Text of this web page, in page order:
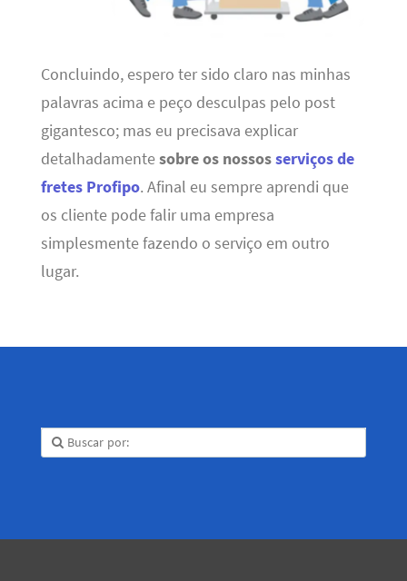
Concluindo, espero ter sido claro nas minhas
palavras acima e peço desculpas pelo post
gigantesco; mas eu precisava explicar
detalhadamentesobre os nossosserviços de
fretes Profipo. Afinal eu sempre aprendi que
os cliente pode falir uma empresa
simplesmente fazendo o serviço em outro
lugar.